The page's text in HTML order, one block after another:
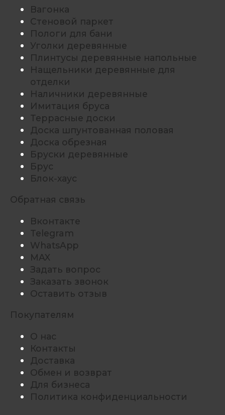
Вагонка
Стеновой паркет
Пологи для бани
Уголки деревянные
Плинтусы деревянные напольные
Нащельники деревянные для
отделки
Наличники деревянные
Имитация бруса
Террасные доски
Доска шпунтованная половая
Доска обрезная
Бруски деревянные
Брус
Блок-хаус
Обратная связь
Вконтакте
Telegram
WhatsApp
MAX
Задать вопрос
Заказать звонок
Оставить отзыв
Покупателям
О нас
Контакты
Доставка
Обмен и возврат
Для бизнеса
Политика конфиденциальности